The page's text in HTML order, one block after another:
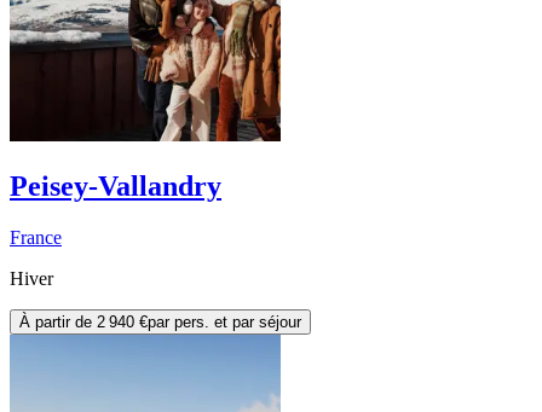
Peisey-Vallandry
France
Hiver
À partir de 2 940 €par pers. et par séjour